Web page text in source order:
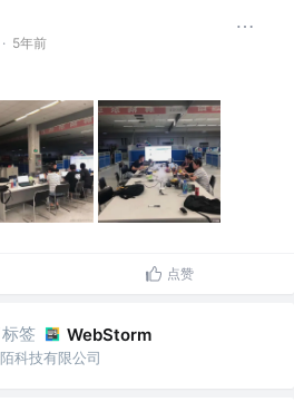
· 5年前
点赞
签 WebStorm
科技有限公司